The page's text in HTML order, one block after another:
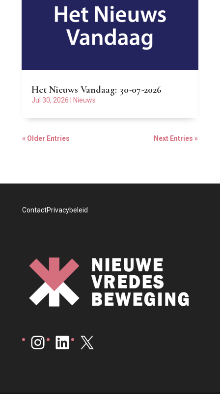
Het Nieuws Vandaag: 30-07-2026
Jul 30, 2026 Nieuws
« Older Entries Next Entries »
ContactPrivacybeleid
Instagram
LinkedIn
X